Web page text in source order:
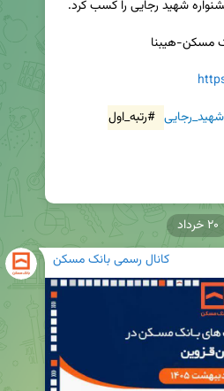
#رتبه_اول
کانال رسمی بانک مسکن
۲۰ خرداد